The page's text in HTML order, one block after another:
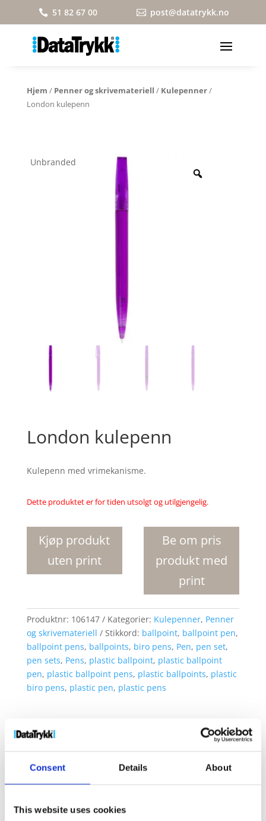
Consent Details About
This website uses cookies
 51 82 67 00  post@datatrykk.no
Hjem / Penner og skrivemateriell / Kulepenner/
London kulepenn
Unbranded
London kulepenn
Kulepenn med vrimekanisme.
Dette produktet er for tiden utsolgt og utilgjengelig.
Kjøp produkt
uten print
Be om pris
produkt med
print
Produktnr: 106147 Kategorier: Kulepenner, Penner
og skrivemateriell
Stikkord: ballpoint, ballpoint pen,
ballpoint pens, ballpoints, biro pens, Pen, pen set,
pen sets, Pens, plastic ballpoint, plastic ballpoint
pen, plastic ballpoint pens, plastic ballpoints, plastic
biro pens, plastic pen, plastic pens
Send forespørsel om produkt med print